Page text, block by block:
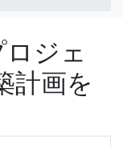
ジェ
計画を